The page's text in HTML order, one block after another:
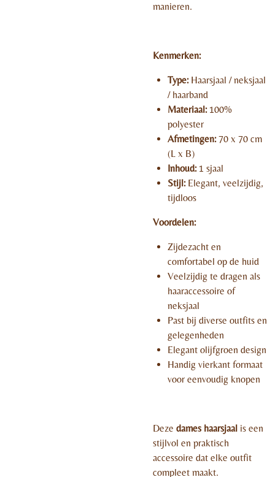
manieren.
Kenmerken:
Type:Haarsjaal / neksjaal
/ haarband
Materiaal:100%
polyester
Afmetingen:70 x 70 cm
(L x B)
Inhoud:1 sjaal
Stijl:Elegant, veelzijdig,
tijdloos
Voordelen:
Zijdezacht en
comfortabel op de huid
Veelzijdig te dragen als
haaraccessoire of
neksjaal
Past bij diverse outfits en
gelegenheden
Elegant olijfgroen design
Handig vierkant formaat
voor eenvoudig knopen
Deze dames haarsjaal is een
stijlvol en praktisch
accessoire dat elke outfit
compleet maakt.